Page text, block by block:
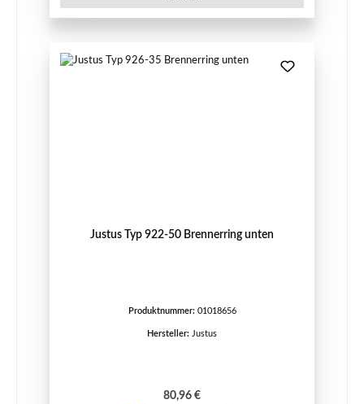
Justus Typ 922-50 Brennerring unten
Produktnummer: 01018656
Hersteller: Justus
Regulärer Preis:
80,96 €